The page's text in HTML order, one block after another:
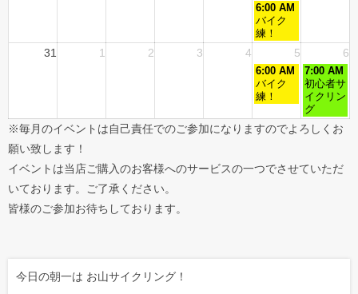
6:00 AM
バイク
練！
31 1 2 3 4 5 6
6:00 AM
バイク
練！
7:00 AM
初心者サ
イクリン
グ
※毎月のイベントは自己責任でのご参加になりますのでよろしくお
願い致します！
イベントは当店ご購入のお客様へのサービスの一つでさせていただ
いております。ご了承ください。
皆様のご参加お待ちしております。
今日の朝一は お山サイクリング！